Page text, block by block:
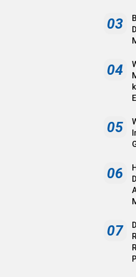
03
04
05
06
07